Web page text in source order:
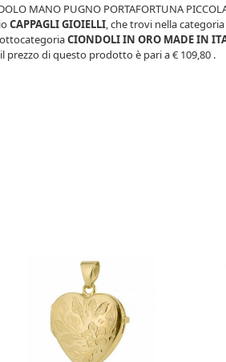
MANO PUGNO PORTAFORTUNA
CAPPAGLI GIOIELLI , che trovi nella categoria
CIONDOLI IN ORO MADE IN
prezzo di questo prodotto è pari a€ 109,80 .